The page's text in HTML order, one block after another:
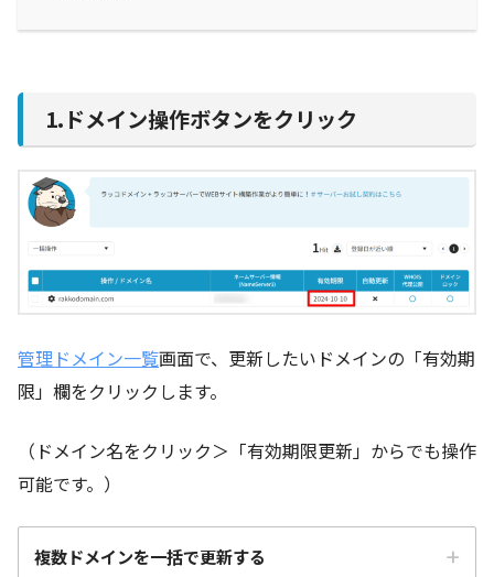
1.ドメイン操作ボタンをクリック
管理ドメイン一覧画面で、更新したいドメインの「有効期
限」欄をクリックします。
（ドメイン名をクリック＞「有効期限更新」からでも操作
可能です。）
複数ドメインを一括で更新する